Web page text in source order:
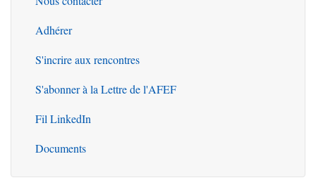
Outils
Adhérer
S'incrire aux rencontres
S'abonner à la Lettre de l'AFEF
Fil LinkedIn
Documents